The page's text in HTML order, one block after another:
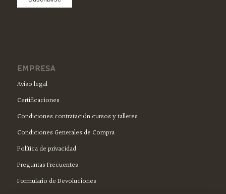
EMPRESA
Aviso legal
Certificaciones
Condiciones contratación cursos y talleres
Condiciones Generales de Compra
Política de privacidad
Preguntas Frecuentes
Formulario de Devoluciones